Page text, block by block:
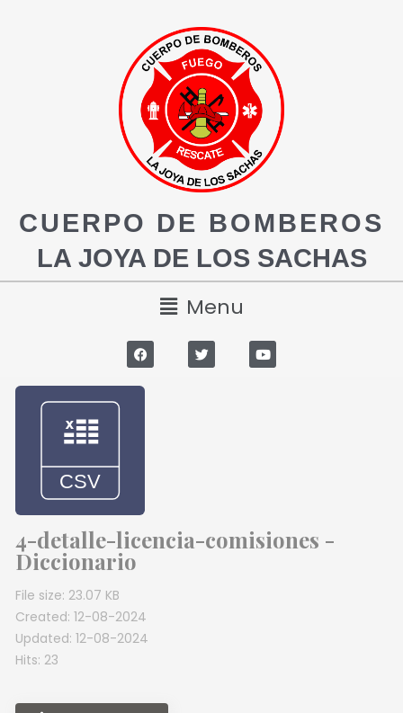
CUERPO DE BOMBEROS
LA JOYA DE LOS SACHAS
Menu
4-detalle-licencia-comisiones -
Diccionario
File size: 23.07 KB
Created: 12-08-2024
Updated: 12-08-2024
Hits: 23